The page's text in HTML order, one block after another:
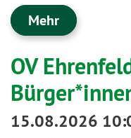
Mehr
OV
15.08.2026